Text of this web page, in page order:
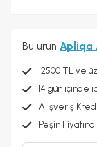
Bu ürün Apliqa
2500 TL ve
14 gün içinde
Alışveriş
Peşin